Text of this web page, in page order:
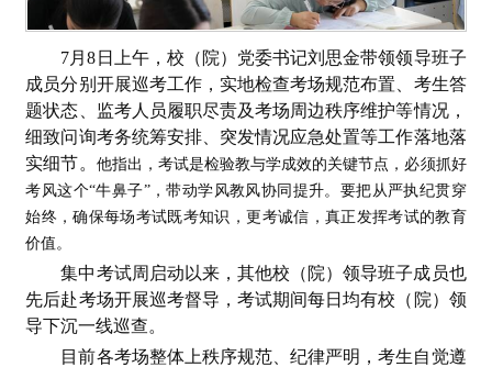
7月8日上午，校（院）党委书记刘思金带领领导班子
成员分别开展巡考工作，实地检查考场规范布置、考生答
题状态、监考人员履职尽责及考场周边秩序维护等情况，
细致问询考务统筹安排、突发情况应急处置等工作落地落
实细节。 他指出，考试是检验教与学成效的关键节点，必须抓好
考风这个“牛鼻子”，带动学风教风协同提升。要把从严执纪贯穿
始终，确保每场考试既考知识，更考诚信，真正发挥考试的教育
价值。
集中考试周启动以来，其他校（院）领导班子成员也
先后赴考场开展巡考督导，考试期间每日均有校（院）领
导下沉一线巡查。
目前各考场整体上秩序规范、纪律严明，考生自觉遵